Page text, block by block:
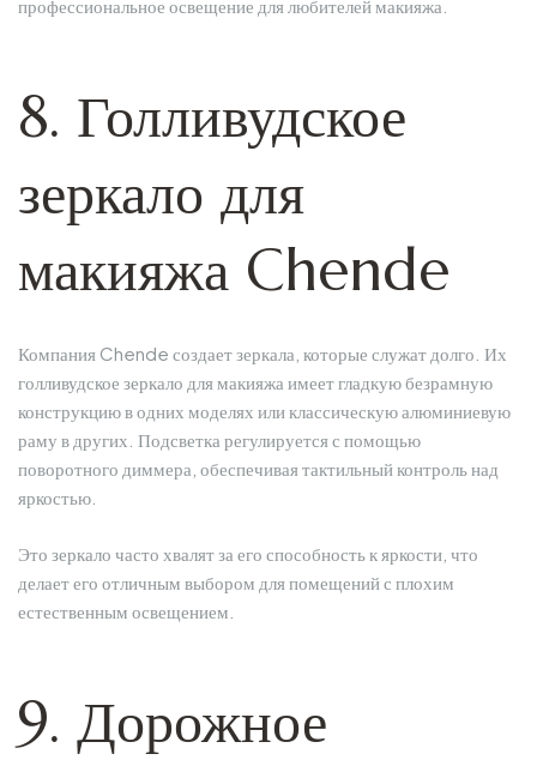
профессиональное освещение для любителей макияжа.
8. Голливудское
зеркало для
макияжа Chende
Компания Chende создает зеркала, которые служат долго. Их
голливудское зеркало для макияжа имеет гладкую безрамную
конструкцию в одних моделях или классическую алюминиевую
раму в других. Подсветка регулируется с помощью
поворотного диммера, обеспечивая тактильный контроль над
яркостью.
Это зеркало часто хвалят за его способность к яркости, что
делает его отличным выбором для помещений с плохим
естественным освещением.
9. Дорожное